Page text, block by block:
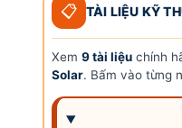
📋 TÀI LIỆU KỸ
Xem 9 tài liệu chính
Solar. Bấm vào từng